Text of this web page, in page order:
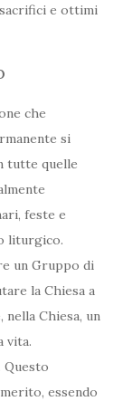
e ottimi
che
si
tutte quelle
feste e
liturgico.
un Gruppo di
la Chiesa a
Chiesa, un
vita.
essendo